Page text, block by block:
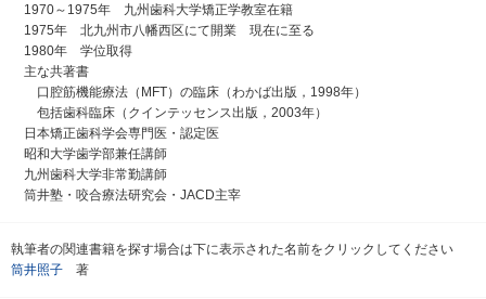
1970～1975年 九州歯科大学矯正学教室在籍
1975年 北九州市八幡西区にて開業 現在に至る
1980年 学位取得
主な共著書
口腔筋機能療法（MFT）の臨床（わかば出版，1998年）
包括歯科臨床（クインテッセンス出版，2003年）
日本矯正歯科学会専門医・認定医
昭和大学歯学部兼任講師
九州歯科大学非常勤講師
筒井塾・咬合療法研究会・JACD主宰
執筆者の関連書籍を探す場合は下に表示された名前をクリックしてください
筒井照子 著